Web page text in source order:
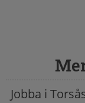
Jobba i